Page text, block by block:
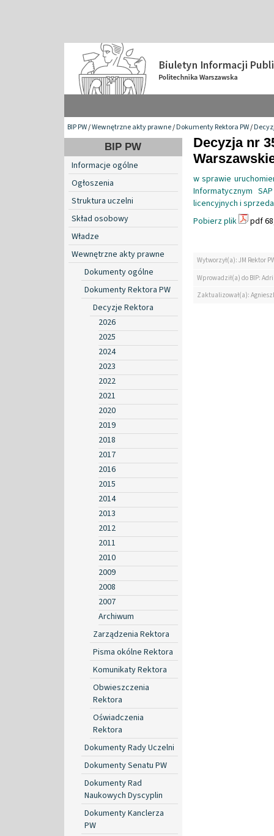
BIP PW/Wewnętrzne akty prawne/Dokumenty Rektora PW/
BIP PW
Informacje ogólne
Ogłoszenia
Struktura uczelni
Skład osobowy
Władze
Wewnętrzne akty prawne
Dokumenty ogólne
Dokumenty Rektora PW
Decyzje Rektora
2026
2025
2024
2023
2022
2021
2020
2019
2018
2017
2016
2015
2014
2013
2012
2011
2010
2009
2008
2007
Archiwum
Zarządzenia Rektora
Pisma okólne Rektora
Komunikaty Rektora
Obwieszczenia
Rektora
Oświadczenia
Rektora
Dokumenty Rady Uczelni
Dokumenty Senatu PW
Dokumenty Rad
Naukowych Dyscyplin
Dokumenty Kanclerza
PW
Decyzja nr
w sprawie
Informatycznym
licencyjnych i
Pobierz plik
pdf
Wytworzył(a): JM Rektor
Wprowadził(a) do BIP:
Zaktualizował(a):